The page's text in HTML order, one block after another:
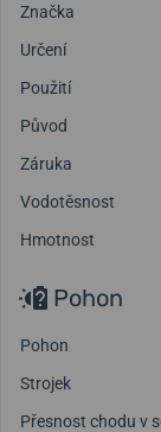
Značka
Určení
Použití
Původ
Záruka
Vodotěsnost
Hmotnost
Pohon
Pohon
Strojek
Přesnost chodu v